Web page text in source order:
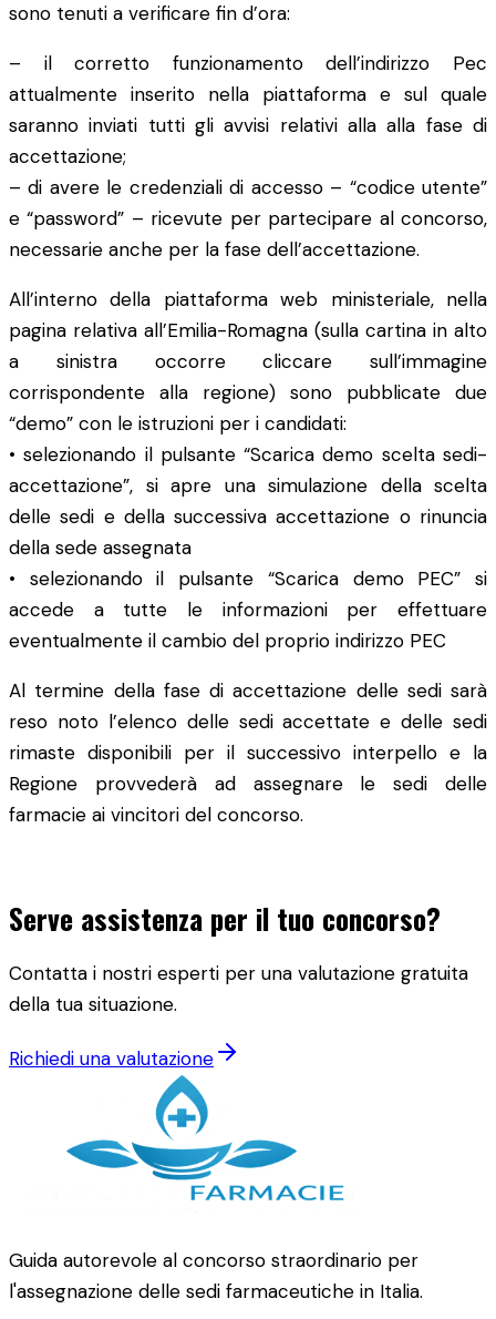
sono tenuti a verificare fin d’ora:
– il corretto funzionamento dell’indirizzo Pec
attualmente inserito nella piattaforma e sul quale
saranno inviati tutti gli avvisi relativi alla alla fase di
accettazione;
– di avere le credenziali di accesso – “codice utente”
e “password” – ricevute per partecipare al concorso,
necessarie anche per la fase dell’accettazione.
All’interno della piattaforma web ministeriale, nella
pagina relativa all’Emilia-Romagna (sulla cartina in alto
a sinistra occorre cliccare sull’immagine
corrispondente alla regione) sono pubblicate due
“demo” con le istruzioni per i candidati:
• selezionando il pulsante “Scarica demo scelta sedi-
accettazione”, si apre una simulazione della scelta
delle sedi e della successiva accettazione o rinuncia
della sede assegnata
• selezionando il pulsante “Scarica demo PEC” si
accede a tutte le informazioni per effettuare
eventualmente il cambio del proprio indirizzo PEC
Al termine della fase di accettazione delle sedi sarà
reso noto l’elenco delle sedi accettate e delle sedi
rimaste disponibili per il successivo interpello e la
Regione provvederà ad assegnare le sedi delle
farmacie ai vincitori del concorso.
Serve assistenza per il tuo concorso?
Contatta i nostri esperti per una valutazione gratuita
della tua situazione.
Richiedi una valutazione
Guida autorevole al concorso straordinario per
l'assegnazione delle sedi farmaceutiche in Italia.